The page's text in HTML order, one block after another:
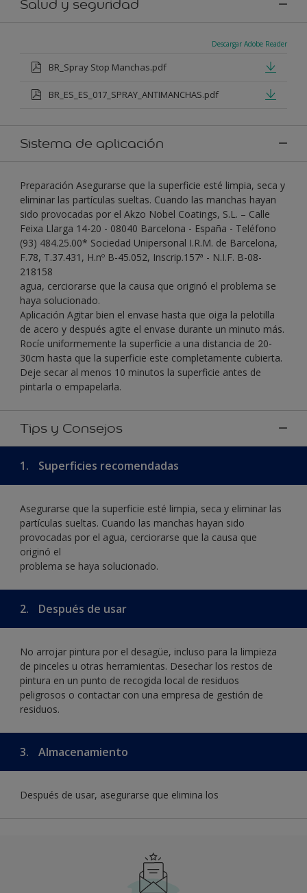
Salud y seguridad
Descargar Adobe Reader
BR_Spray Stop Manchas.pdf
BR_ES_ES_017_SPRAY_ANTIMANCHAS.pdf
Sistema de aplicación
Preparación Asegurarse que la superficie esté limpia, seca y
eliminar las partículas sueltas. Cuando las manchas hayan
sido provocadas por el Akzo Nobel Coatings, S.L. – Calle
Feixa Llarga 14-20 - 08040 Barcelona - España - Teléfono
(93) 484.25.00* Sociedad Unipersonal I.R.M. de Barcelona,
F.78, T.37.431, H.nº B-45.052, Inscrip.157ª - N.I.F. B-08-
218158
agua, cerciorarse que la causa que originó el problema se
haya solucionado.
Aplicación Agitar bien el envase hasta que oiga la pelotilla
de acero y después agite el envase durante un minuto más.
Rocíe uniformemente la superficie a una distancia de 20-
30cm hasta que la superficie este completamente cubierta.
Deje secar al menos 10 minutos la superficie antes de
pintarla o empapelarla.
Tips y Consejos
1. Superficies recomendadas
Asegurarse que la superficie esté limpia, seca y eliminar las
partículas sueltas. Cuando las manchas hayan sido
provocadas por el agua, cerciorarse que la causa que
originó el
problema se haya solucionado.
2. Después de usar
No arrojar pintura por el desagüe, incluso para la limpieza
de pinceles u otras herramientas. Desechar los restos de
pintura en un punto de recogida local de residuos
peligrosos o contactar con una empresa de gestión de
residuos.
3. Almacenamiento
Después de usar, asegurarse que elimina los